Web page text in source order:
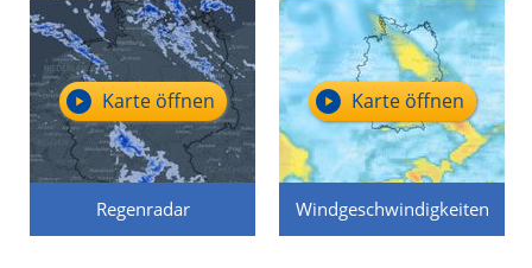
Regenradar
Karte öffnen
Windgeschwindigkeiten
Karte öffnen